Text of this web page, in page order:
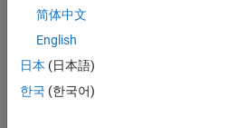
简体中文
English
日本 (日本語)
한국 (한국어)